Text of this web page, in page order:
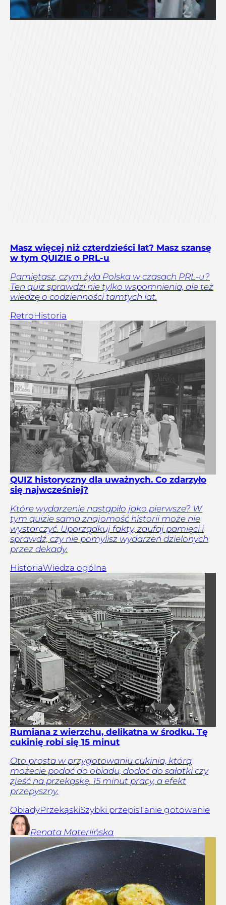
Masz więcej niż czterdzieści lat? Masz szansę
w tym QUIZIE o PRL-u
Pamiętasz, czym żyła Polska w czasach PRL-u?
Ten quiz sprawdzi nie tylko wspomnienia, ale też
wiedzę o codzienności tamtych lat.
RetroHistoria
QUIZ historyczny dla uważnych. Co zdarzyło
się najwcześniej?
Które wydarzenie nastąpiło jako pierwsze? W
tym quizie sama znajomość historii może nie
wystarczyć. Uporządkuj fakty, zaufaj pamięci i
sprawdź, czy nie pomylisz wydarzeń dzielonych
przez dekady.
HistoriaWiedza ogólna
Rumiana z wierzchu, delikatna w środku. Tę
cukinię robi się 15 minut
Oto prosta w przygotowaniu cukinia, którą
możecie podać do obiadu, dodać do sałatki czy
zjeść na przekąskę. 15 minut pracy, a efekt
przepyszny.
ObiadyPrzekąskiSzybki przepisTanie gotowanie
Renata Materlińska